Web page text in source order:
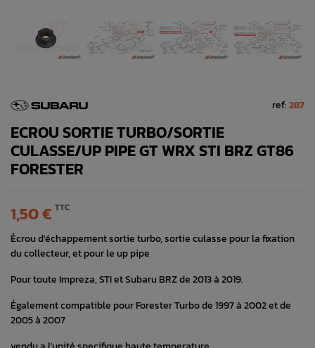
ref:287
ECROU SORTIE TURBO/SORTIE
CULASSE/UP PIPE GT WRX STI BRZ GT86
FORESTER
1,50 € TTC
Écrou d'échappement sortie turbo, sortie culasse pour la fixation
du collecteur, et pour le up pipe
Pour toute Impreza, STI et Subaru BRZ de 2013 à 2019.
Également compatible pour Forester Turbo de 1997 à 2002 et de
2005 à 2007